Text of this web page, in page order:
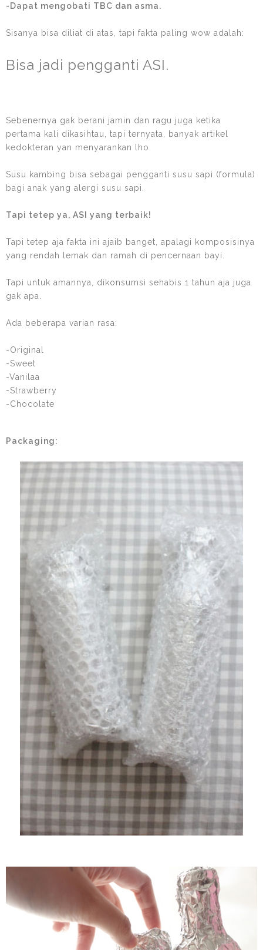
-Dapat mengobati TBC dan asma.
Sisanya bisa diliat di atas, tapi fakta paling wow adalah:
Bisa jadi pengganti ASI.
Sebenernya gak berani jamin dan ragu juga ketika
pertama kali dikasihtau, tapi ternyata, banyak artikel
kedokteran yan menyarankan lho.
Susu kambing bisa sebagai pengganti susu sapi (formula)
bagi anak yang alergi susu sapi.
Tapi tetep ya, ASI yang terbaik!
Tapi tetep aja fakta ini ajaib banget, apalagi komposisinya
yang rendah lemak dan ramah di pencernaan bayi.
Tapi untuk amannya, dikonsumsi sehabis 1 tahun aja juga
gak apa.
Ada beberapa varian rasa:
-Original
-Sweet
-Vanilaa
-Strawberry
-Chocolate
Packaging: